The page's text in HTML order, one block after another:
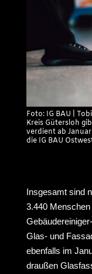
Foto: IG BAU |
Kreis Gütersloh
verdient ab
die IG BAU
Insgesamt sind
3.440
Glas- und
ebenfalls im
draußen